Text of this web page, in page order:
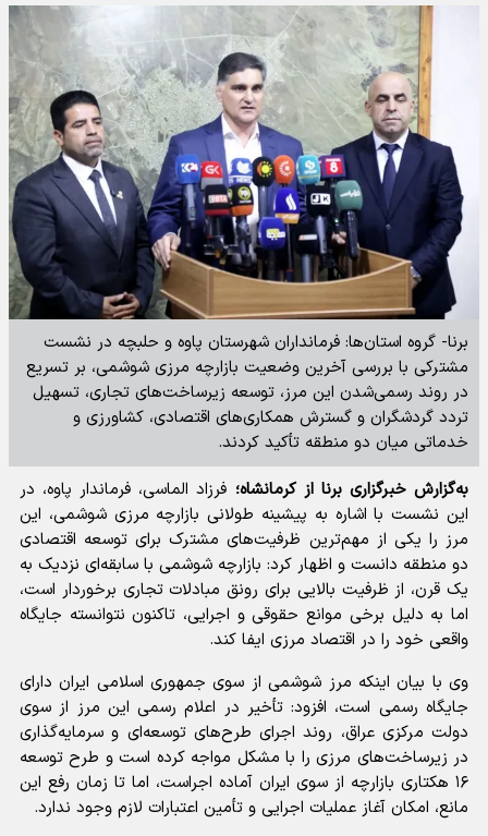
برنا- گروه استان‌ها: فرمانداران شهرستان پاوه و حلبچه در نشست
مشترکی با بررسی آخرین وضعیت بازارچه مرزی شوشمی، بر تسریع
در روند رسمی‌شدن این مرز، توسعه زیرساخت‌های تجاری، تسهیل
تردد گردشگران و گسترش همکاری‌های اقتصادی، کشاورزی و
خدماتی میان دو منطقه تأکید کردند.
به‌گزارش خبرگزاری برنا از کرمانشاه؛ فرزاد الماسی، فرماندار پاوه، در
این نشست با اشاره به پیشینه طولانی بازارچه مرزی شوشمی، این
مرز را یکی از مهم‌ترین ظرفیت‌های مشترک برای توسعه اقتصادی
دو منطقه دانست و اظهار کرد: بازارچه شوشمی با سابقه‌ای نزدیک به
یک قرن، از ظرفیت بالایی برای رونق مبادلات تجاری برخوردار است،
اما به دلیل برخی موانع حقوقی و اجرایی، تاکنون نتوانسته جایگاه
واقعی خود را در اقتصاد مرزی ایفا کند.
وی با بیان اینکه مرز شوشمی از سوی جمهوری اسلامی ایران دارای
جایگاه رسمی است، افزود: تأخیر در اعلام رسمی این مرز از سوی
دولت مرکزی عراق، روند اجرای طرح‌های توسعه‌ای و سرمایه‌گذاری
در زیرساخت‌های مرزی را با مشکل مواجه کرده است و طرح توسعه
۱۶ هکتاری بازارچه از سوی ایران آماده اجراست، اما تا زمان رفع این
مانع، امکان آغاز عملیات اجرایی و تأمین اعتبارات لازم وجود ندارد.